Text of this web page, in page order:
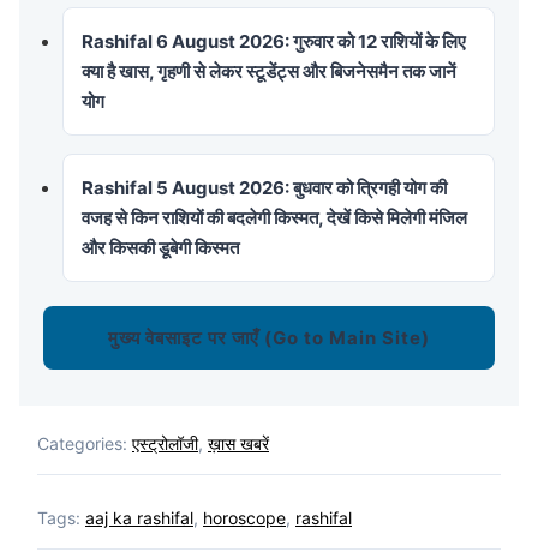
Rashifal 6 August 2026: गुरुवार को 12 राशियों के लिए
क्या है खास, गृहणी से लेकर स्टूडेंट्स और बिजनेसमैन तक जानें
योग
Rashifal 5 August 2026: बुधवार को त्रिगही योग की
वजह से किन राशियों की बदलेगी किस्मत, देखें किसे मिलेगी मंजिल
और किसकी डूबेगी किस्मत
मुख्य वेबसाइट पर जाएँ (Go to Main Site)
Categories: एस्ट्रोलॉजी, ख़ास खबरें
Tags: aaj ka rashifal, horoscope, rashifal